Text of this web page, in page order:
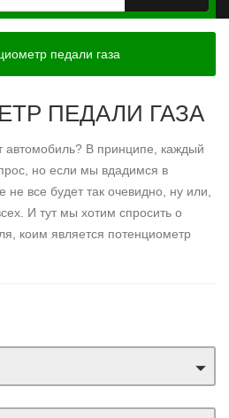
педали газа
ПЕДАЛИ ГАЗА
автомобиль? В принципе, каждый
но если мы вдадимся в
не все будет так очевидно, ну или,
И тут мы хотим спросить о
коим является потенциометр